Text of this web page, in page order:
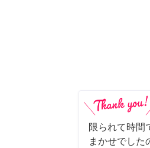
限られて時間
まかせでした